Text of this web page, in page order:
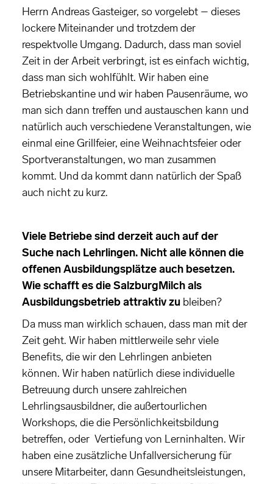
Herrn Andreas Gasteiger, so vorgelebt – dieses
lockere Miteinander und trotzdem der
respektvolle Umgang. Dadurch, dass man soviel
Zeit in der Arbeit verbringt, ist es einfach wichtig,
dass man sich wohlfühlt. Wir haben eine
Betriebskantine und wir haben Pausenräume, wo
man sich dann treffen und austauschen kann und
natürlich auch verschiedene Veranstaltungen, wie
einmal eine Grillfeier, eine Weihnachtsfeier oder
Sportveranstaltungen, wo man zusammen
kommt. Und da kommt dann natürlich der Spaß
auch nicht zu kurz.
Viele Betriebe sind derzeit auch auf der
Suche nach Lehrlingen. Nicht alle können die
offenen Ausbildungsplätze auch besetzen.
Wie schafft es die SalzburgMilch als
Ausbildungsbetrieb attraktiv zu bleiben?
Da muss man wirklich schauen, dass man mit der
Zeit geht. Wir haben mittlerweile sehr viele
Benefits, die wir den Lehrlingen anbieten
können. Wir haben natürlich diese individuelle
Betreuung durch unsere zahlreichen
Lehrlingsausbildner, die außertourlichen
Workshops, die die Persönlichkeitsbildung
betreffen, oder Vertiefung von Lerninhalten. Wir
haben eine zusätzliche Unfallversicherung für
unsere Mitarbeiter, dann Gesundheitsleistungen,